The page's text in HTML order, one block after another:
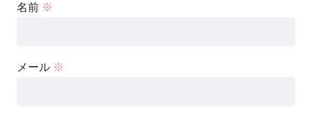
名前 ※
メール ※